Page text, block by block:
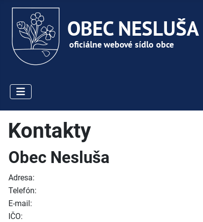
Kontakty
Obec Nesluša
Adresa:
Telefón:
E-mail:
IČO: